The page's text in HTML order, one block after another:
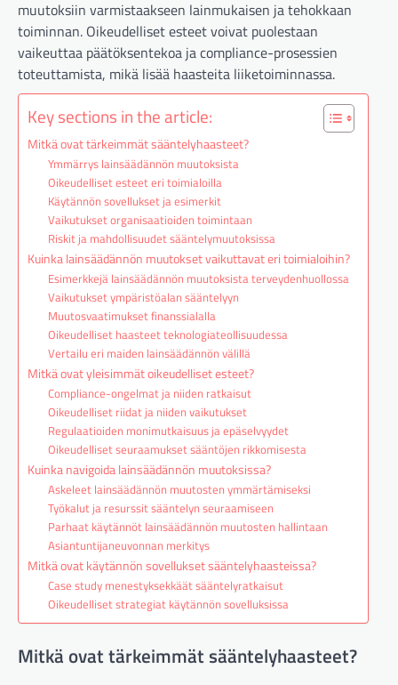
muutoksiin varmistaakseen lainmukaisen ja tehokkaan
toiminnan. Oikeudelliset esteet voivat puolestaan
vaikeuttaa päätöksentekoa ja compliance-prosessien
toteuttamista, mikä lisää haasteita liiketoiminnassa.
Key sections in the article:
Mitkä ovat tärkeimmät sääntelyhaasteet?
Ymmärrys lainsäädännön muutoksista
Oikeudelliset esteet eri toimialoilla
Käytännön sovellukset ja esimerkit
Vaikutukset organisaatioiden toimintaan
Riskit ja mahdollisuudet sääntelymuutoksissa
Kuinka lainsäädännön muutokset vaikuttavat eri toimialoihin?
Esimerkkejä lainsäädännön muutoksista terveydenhuollossa
Vaikutukset ympäristöalan sääntelyyn
Muutosvaatimukset finanssialalla
Oikeudelliset haasteet teknologiateollisuudessa
Vertailu eri maiden lainsäädännön välillä
Mitkä ovat yleisimmät oikeudelliset esteet?
Compliance-ongelmat ja niiden ratkaisut
Oikeudelliset riidat ja niiden vaikutukset
Regulaatioiden monimutkaisuus ja epäselvyydet
Oikeudelliset seuraamukset sääntöjen rikkomisesta
Kuinka navigoida lainsäädännön muutoksissa?
Askeleet lainsäädännön muutosten ymmärtämiseksi
Työkalut ja resurssit sääntelyn seuraamiseen
Parhaat käytännöt lainsäädännön muutosten hallintaan
Asiantuntijaneuvonnan merkitys
Mitkä ovat käytännön sovellukset sääntelyhaasteissa?
Case study menestyksekkäät sääntelyratkaisut
Oikeudelliset strategiat käytännön sovelluksissa
Mitkä ovat tärkeimmät sääntelyhaasteet?